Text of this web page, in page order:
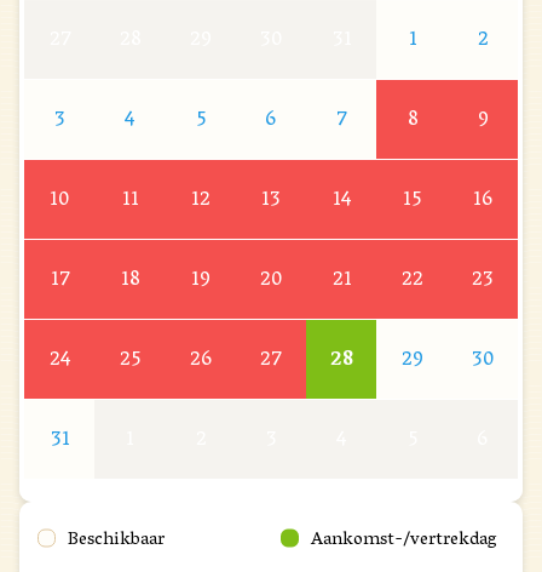
1
2
3
4 5 6 7 8
9
10
11 12 13 14 15
16
17
18 19 20 21 22
23
24
25 26 27 28 29
30
31
Beschikbaar Aankomst-/vertrekdag